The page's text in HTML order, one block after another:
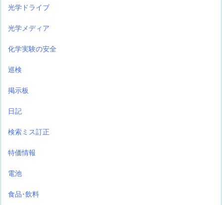
光学ドライブ
光学メディア
化学実験の安全
巡検
掲示板
日記
検索ミス訂正
特価情報
電池
食品･飲料